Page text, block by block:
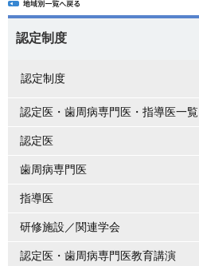
認定制度
認定制度
認定医・歯周病専門医・指導医一覧
認定医
歯周病専門医
指導医
研修施設／関連学会
認定医・歯周病専門医教育講演